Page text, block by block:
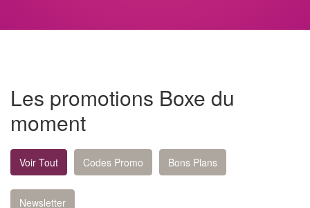
Les promotions Boxe du
moment
Voir Tout Codes Promo Bons Plans
Newsletter